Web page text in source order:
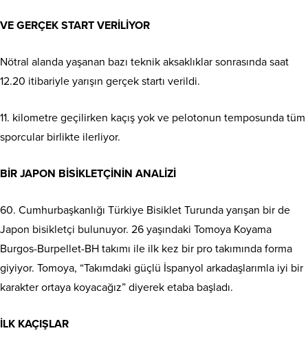
VE GERÇEK START VERİLİYOR
Nötral alanda yaşanan bazı teknik aksaklıklar sonrasında saat
12.20 itibariyle yarışın gerçek startı verildi.
11. kilometre geçilirken kaçış yok ve pelotonun temposunda tüm
sporcular birlikte ilerliyor.
BİR JAPON BİSİKLETÇİNİN ANALİZİ
60. Cumhurbaşkanlığı Türkiye Bisiklet Turunda yarışan bir de
Japon bisikletçi bulunuyor. 26 yaşındaki Tomoya Koyama
Burgos-Burpellet-BH takımı ile ilk kez bir pro takımında forma
giyiyor. Tomoya, “Takımdaki güçlü İspanyol arkadaşlarımla iyi bir
karakter ortaya koyacağız” diyerek etaba başladı.
İLK KAÇIŞLAR